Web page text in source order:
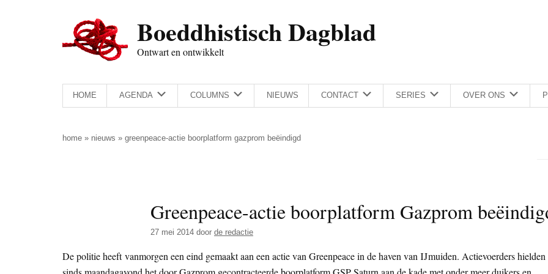
Boeddhistisch Dagblad
Ontwart en ontwikkelt
HOME AGENDA COLUMNS NIEUWS CONTACT SERIES OVER ONS
home » nieuws » greenpeace-actie boorplatform gazprom beëindigd
Greenpeace-actie boorplatform Gazprom
27 mei 2014 door de redactie
De politie heeft vanmorgen een eind gemaakt aan een actie van Greenpeace in de haven van IJmuiden. Actievoerders hielden